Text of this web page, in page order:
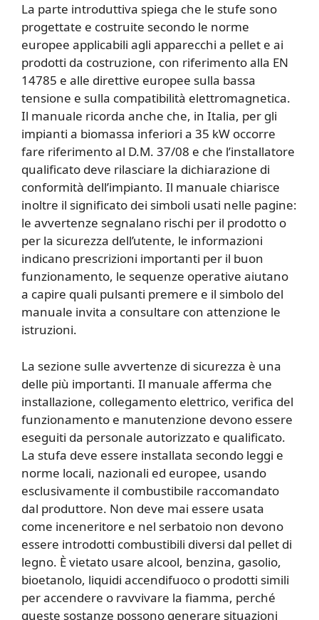
La parte introduttiva spiega che le stufe sono
progettate e costruite secondo le norme
europee applicabili agli apparecchi a pellet e ai
prodotti da costruzione, con riferimento alla EN
14785 e alle direttive europee sulla bassa
tensione e sulla compatibilità elettromagnetica.
Il manuale ricorda anche che, in Italia, per gli
impianti a biomassa inferiori a 35 kW occorre
fare riferimento al D.M. 37/08 e che l’installatore
qualificato deve rilasciare la dichiarazione di
conformità dell’impianto. Il manuale chiarisce
inoltre il significato dei simboli usati nelle pagine:
le avvertenze segnalano rischi per il prodotto o
per la sicurezza dell’utente, le informazioni
indicano prescrizioni importanti per il buon
funzionamento, le sequenze operative aiutano
a capire quali pulsanti premere e il simbolo del
manuale invita a consultare con attenzione le
istruzioni.
La sezione sulle avvertenze di sicurezza è una
delle più importanti. Il manuale afferma che
installazione, collegamento elettrico, verifica del
funzionamento e manutenzione devono essere
eseguiti da personale autorizzato e qualificato.
La stufa deve essere installata secondo leggi e
norme locali, nazionali ed europee, usando
esclusivamente il combustibile raccomandato
dal produttore. Non deve mai essere usata
come inceneritore e nel serbatoio non devono
essere introdotti combustibili diversi dal pellet di
legno. È vietato usare alcool, benzina, gasolio,
bioetanolo, liquidi accendifuoco o prodotti simili
per accendere o ravvivare la fiamma, perché
queste sostanze possono generare situazioni